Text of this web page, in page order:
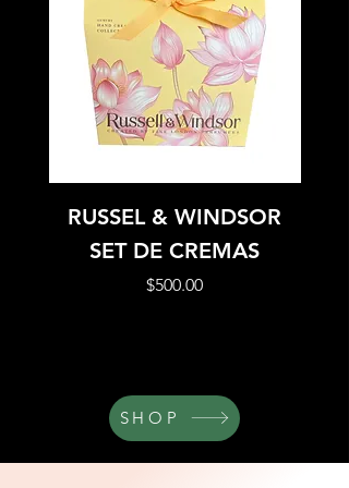
RUSSEL & WINDSOR
SET DE CREMAS
Precio
$500.00
SHOP